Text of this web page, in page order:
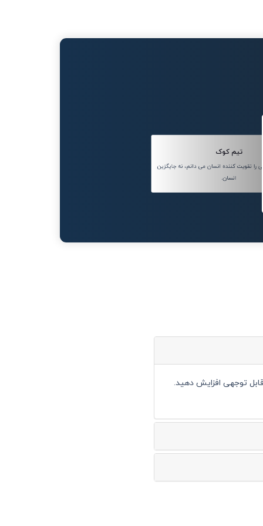
تیم کوک
تقویت کننده انسان می دانم، نه جایگزین
انسان.